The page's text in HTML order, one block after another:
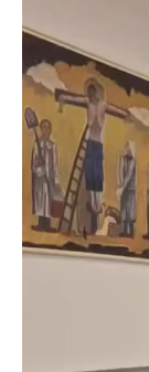
video
zapisa